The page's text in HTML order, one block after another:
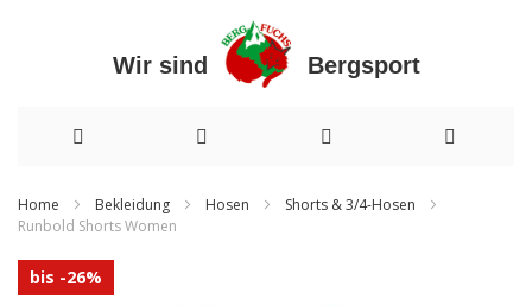
Wir sind Bergsport
zum
Inhalt
Home Bekleidung Hosen
Shorts & 3/4-Hosen
Runbold Shorts Women
Zum
Ende
bis -26%